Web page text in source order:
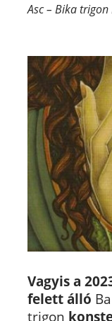
Asc – Bika trigon
Vagyis a
felett álló
trigon